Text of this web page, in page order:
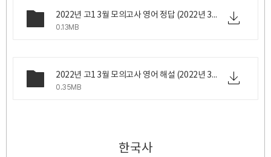
2022년 고1 3월 모의고사 영어 정답 (2022년 3월 24일 목요일 시행).png
0.13MB
2022년 고1 3월 모의고사 영어 해설 (2022년 3월 24일 목요일 시행).pdf
0.35MB
한국사